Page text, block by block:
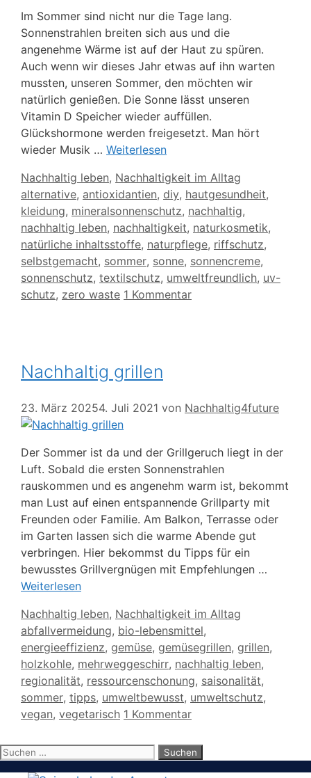
Im Sommer sind nicht nur die Tage lang.
Sonnenstrahlen breiten sich aus und die
angenehme Wärme ist auf der Haut zu spüren.
Auch wenn wir dieses Jahr etwas auf ihn warten
mussten, unseren Sommer, den möchten wir
natürlich genießen. Die Sonne lässt unseren
Vitamin D Speicher wieder auffüllen.
Glückshormone werden freigesetzt. Man hört
wieder Musik … Weiterlesen
Kategorien
Nachhaltig leben, Nachhaltigkeit im Alltag
Schlagwörter
alternative, antioxidantien, diy, hautgesundheit,
kleidung, mineralsonnenschutz, nachhaltig,
nachhaltig leben, nachhaltigkeit, naturkosmetik,
natürliche inhaltsstoffe, naturpflege, riffschutz,
selbstgemacht, sommer, sonne, sonnencreme,
sonnenschutz, textilschutz, umweltfreundlich, uv-
schutz, zero waste 1 Kommentar
Nachhaltig grillen
23. März 20254. Juli 2021 von Nachhaltig4future
Der Sommer ist da und der Grillgeruch liegt in der
Luft. Sobald die ersten Sonnenstrahlen
rauskommen und es angenehm warm ist, bekommt
man Lust auf einen entspannende Grillparty mit
Freunden oder Familie. Am Balkon, Terrasse oder
im Garten lassen sich die warme Abende gut
verbringen. Hier bekommst du Tipps für ein
bewusstes Grillvergnügen mit Empfehlungen …
Weiterlesen
Kategorien
Nachhaltig leben, Nachhaltigkeit im Alltag
Schlagwörter
abfallvermeidung, bio-lebensmittel,
energieeffizienz, gemüse, gemüsegrillen, grillen,
holzkohle, mehrweggeschirr, nachhaltig leben,
regionalität, ressourcenschonung, saisonalität,
sommer, tipps, umweltbewusst, umweltschutz,
vegan, vegetarisch 1 Kommentar
Suchen